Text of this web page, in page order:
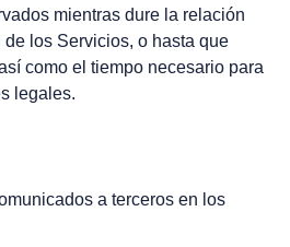
mientras dure la relación
los Servicios, o hasta que
como el tiempo necesario para
legales.
a terceros en los